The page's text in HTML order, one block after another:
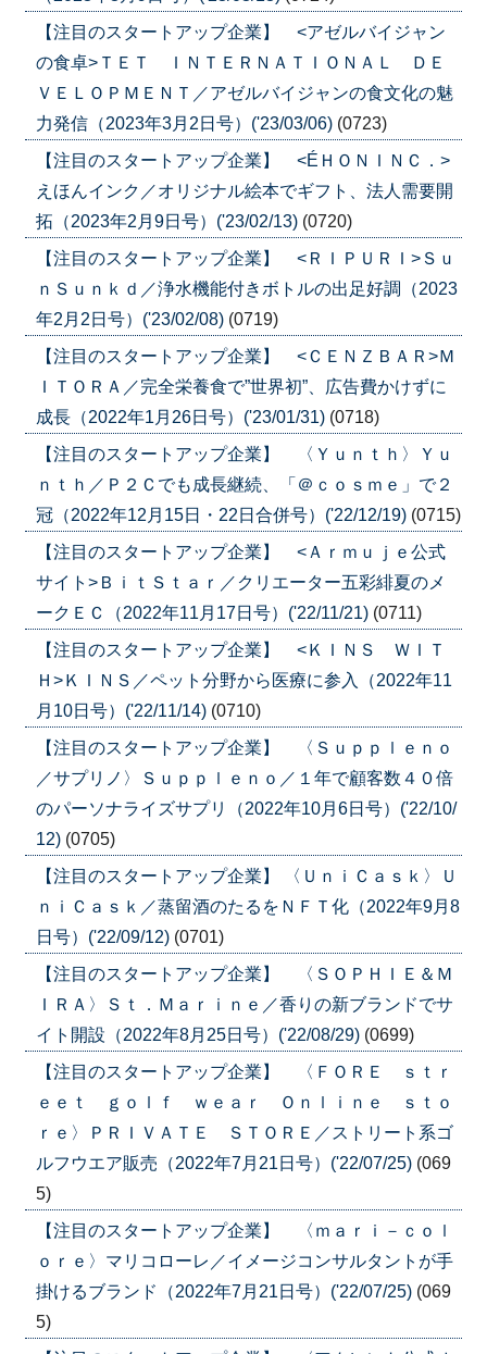
【注目のスタートアップ企業】 <アゼルバイジャン
の食卓>ＴＥＴ ＩＮＴＥＲＮＡＴＩＯＮＡＬ ＤＥ
ＶＥＬＯＰＭＥＮＴ／アゼルバイジャンの食文化の魅
力発信（2023年3月2日号）('23/03/06) (0723)
【注目のスタートアップ企業】 <ÉＨＯＮＩＮＣ．>
えほんインク／オリジナル絵本でギフト、法人需要開
拓（2023年2月9日号）('23/02/13) (0720)
【注目のスタートアップ企業】 <ＲＩＰＵＲＩ>Ｓｕ
ｎＳｕｎｋｄ／浄水機能付きボトルの出足好調（2023
年2月2日号）('23/02/08) (0719)
【注目のスタートアップ企業】 <ＣＥＮＺＢＡＲ>Ｍ
ＩＴＯＲＡ／完全栄養食で”世界初”、広告費かけずに
成長（2022年1月26日号）('23/01/31) (0718)
【注目のスタートアップ企業】 〈Ｙｕｎｔｈ〉Ｙｕ
ｎｔｈ／Ｐ２Ｃでも成長継続、「＠ｃｏｓｍｅ」で２
冠（2022年12月15日・22日合併号）('22/12/19) (0715)
【注目のスタートアップ企業】 <Ａｒｍｕｊｅ公式
サイト>ＢｉｔＳｔａｒ／クリエーター五彩緋夏のメ
ークＥＣ（2022年11月17日号）('22/11/21) (0711)
【注目のスタートアップ企業】 <ＫＩＮＳ ＷＩＴ
Ｈ>ＫＩＮＳ／ペット分野から医療に参入（2022年11
月10日号）('22/11/14) (0710)
【注目のスタートアップ企業】 〈Ｓｕｐｐｌｅｎｏ
／サプリノ〉Ｓｕｐｐｌｅｎｏ／１年で顧客数４０倍
のパーソナライズサプリ（2022年10月6日号）('22/10/
12) (0705)
【注目のスタートアップ企業】 〈ＵｎｉＣａｓｋ〉Ｕ
ｎｉＣａｓｋ／蒸留酒のたるをＮＦＴ化（2022年9月8
日号）('22/09/12) (0701)
【注目のスタートアップ企業】 〈ＳＯＰＨＩＥ＆Ｍ
ＩＲＡ〉Ｓｔ．Ｍａｒｉｎｅ／香りの新ブランドでサ
イト開設（2022年8月25日号）('22/08/29) (0699)
【注目のスタートアップ企業】 〈ＦＯＲＥ ｓｔｒ
ｅｅｔ ｇｏｌｆ ｗｅａｒ Ｏｎｌｉｎｅ ｓｔｏ
ｒｅ〉ＰＲＩＶＡＴＥ ＳＴＯＲＥ／ストリート系ゴ
ルフウエア販売（2022年7月21日号）('22/07/25) (069
5)
【注目のスタートアップ企業】 〈ｍａｒｉ－ｃｏｌ
ｏｒｅ〉マリコローレ／イメージコンサルタントが手
掛けるブランド（2022年7月21日号）('22/07/25) (069
5)